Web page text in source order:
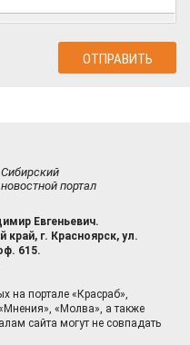
Сибирский
новостной портал
Евгеньевич.
край, г. Красноярск, ул.
615.
на портале «Красраб»,
«Молва», а также
сайта могут не совпадать